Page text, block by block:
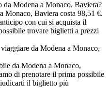
da Modena a Monaco, Baviera?
Monaco, Baviera costa 98,51 €.
con cui si acquista il
trovare biglietti a prezzi
da Modena a Monaco,
da Modena a Monaco,
di prenotare il prima possibile
il biglietto più